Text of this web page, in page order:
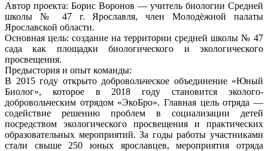
Автор проекта: Борис Воронов — учитель биологии Средней
школы № 47 г. Ярославля, член Молодёжной палаты
Ярославской области.
Основная цель: создание на территории средней школы № 47
сада как площадки биологического и экологического
просвещения.
Предыстория и опыт команды:
В 2015 году открыто добровольческое объединение «Юный
Биолог», которое в 2018 году становится эколого-
добровольческим отрядом «ЭкоБро». Главная цель отряда —
содействие решению проблем в социализации детей
посредством экологического просвещения и практических
образовательных мероприятий. За годы работы участниками
стали свыше 250 юных ярославцев, мероприятия отряда